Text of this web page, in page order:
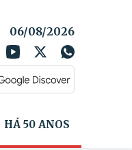
06/08/2026
HÁ 50 ANOS